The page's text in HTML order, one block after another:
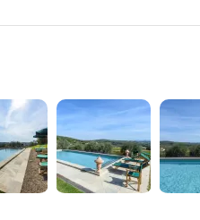
un parco secolare recintato
profondità 1,5 m), sempre
inoltre un'altra proprietà
tra cui: un ristorante
caccia al tartufo, passeggiate
coperti e 4 scoperti.